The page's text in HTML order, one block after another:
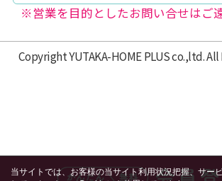
※営業を目的としたお問い合せはご
Copyright YUTAKA-HOME PLUS co.,ltd.
当サイトでは、お客様の当サイト利用状況把握、サー